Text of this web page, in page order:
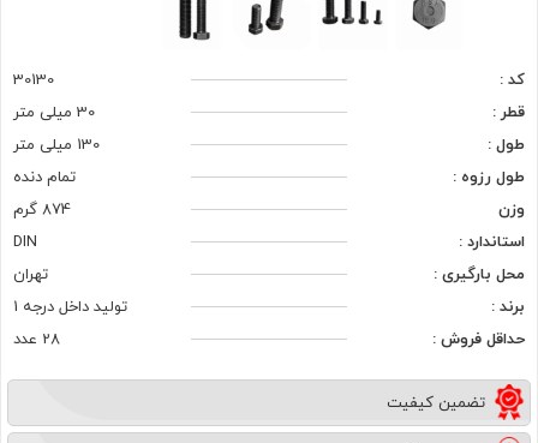
کد :
30130
قطر :
30 میلی متر
طول :
130 میلی متر
طول رزوه :
تمام دنده
وزن
874 گرم
استاندارد :
DIN
محل بارگیری :
تهران
برند :
تولید داخل درجه 1
حداقل فروش :
28 عدد
تضمین کیفیت